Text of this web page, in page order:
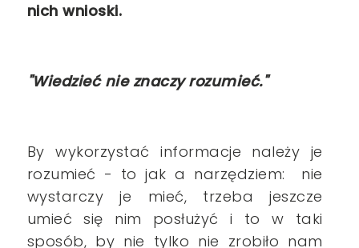
nich wnioski.
"Wiedzieć nie znaczy rozumieć."
By wykorzystać informacje należy je
rozumieć - to jak a narzędziem: nie
wystarczy je mieć, trzeba jeszcze
umieć się nim posłużyć i to w taki
sposób, by nie tylko nie zrobiło nam